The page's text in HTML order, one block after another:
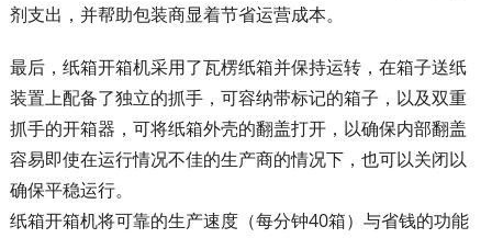
剂支出，并帮助包装商显着节省运营成本。
最后，纸箱开箱机采用了瓦楞纸箱并保持运转，在箱子送纸
装置上配备了独立的抓手，可容纳带标记的箱子，以及双重
抓手的开箱器，可将纸箱外壳的翻盖打开，以确保内部翻盖
容易即使在运行情况不佳的生产商的情况下，也可以关闭以
确保平稳运行。
纸箱开箱机将可靠的生产速度（每分钟40箱）与省钱的功能